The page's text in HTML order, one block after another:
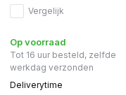
Vergelijk
Op voorraad
Tot 16 uur besteld, zelfde
werkdag verzonden
Deliverytime